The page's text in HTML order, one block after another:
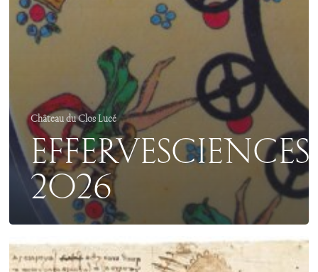
Château du Clos Lucé
EFFERVESCIENCES
2026
LÉONARD
DE